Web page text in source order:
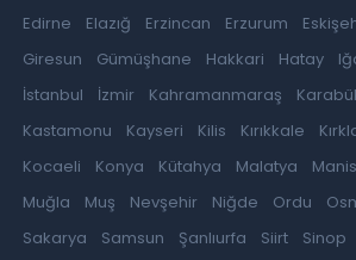
Edirne
Elazığ Erzincan Erzurum
Giresun
Gümüşhane Hakkari Hatay
İstanbul
İzmir Kahramanmaraş
Kastamonu
Kayseri Kilis Kırıkkale
Kocaeli
Konya Kütahya Malatya
Muğla
Muş Nevşehir Niğde Ordu
Sakarya
Samsun Şanlıurfa Siirt Sinop